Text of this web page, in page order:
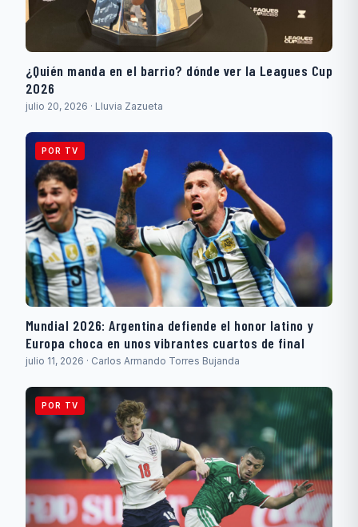
¿Quién manda en el barrio? dónde ver la Leagues Cup
2026
julio 20, 2026 · Lluvia Zazueta
POR TV
Mundial 2026: Argentina defiende el honor latino y
Europa choca en unos vibrantes cuartos de final
julio 11, 2026 · Carlos Armando Torres Bujanda
POR TV